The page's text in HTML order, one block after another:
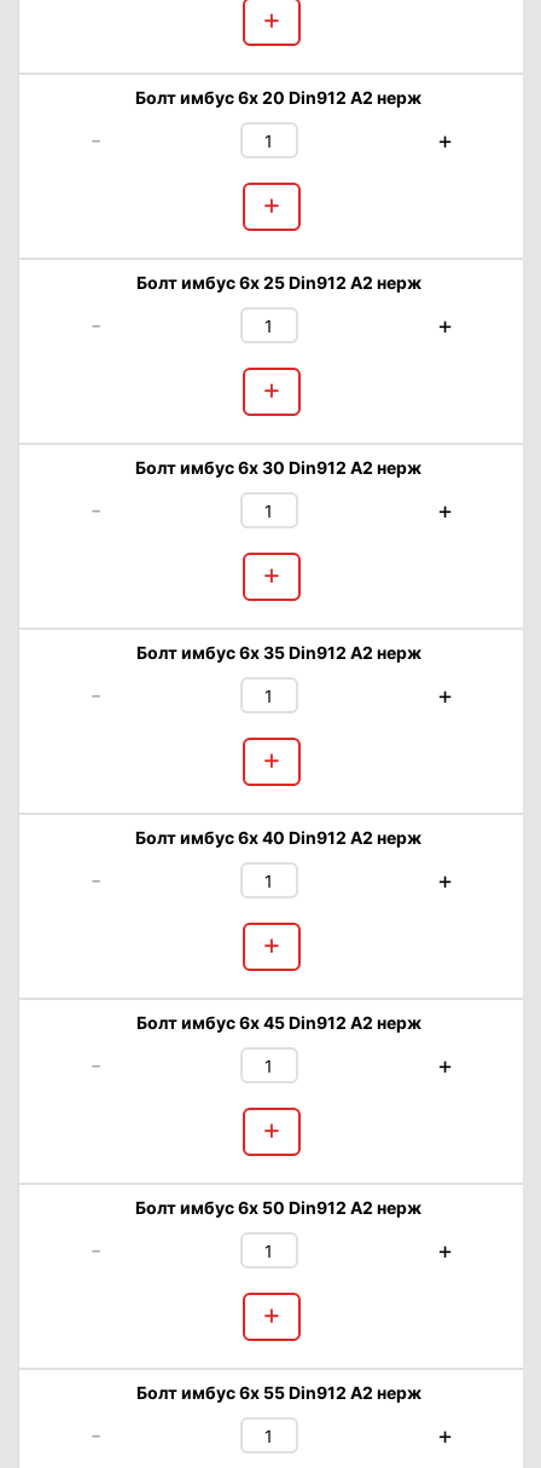
+
Болт имбус 6х 20 Din912 А2 нерж
- +
+
Болт имбус 6х 25 Din912 А2 нерж
- +
+
Болт имбус 6х 30 Din912 А2 нерж
- +
+
Болт имбус 6х 35 Din912 А2 нерж
- +
+
Болт имбус 6х 40 Din912 А2 нерж
- +
+
Болт имбус 6х 45 Din912 А2 нерж
- +
+
Болт имбус 6х 50 Din912 А2 нерж
- +
+
Болт имбус 6х 55 Din912 А2 нерж
- +